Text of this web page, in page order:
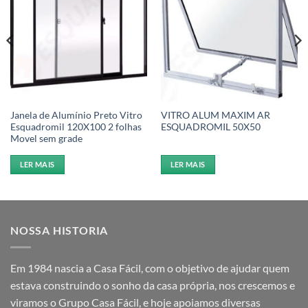
Janela de Alumínio Preto Vitro
Esquadromil 120X100 2 folhas
Movel sem grade
LER MAIS
VITRO ALUM MAXIM AR
ESQUADROMIL 50X50
LER MAIS
NOSSA HISTORIA
Em 1984 nascia a Casa Fácil, com o objetivo de ajudar quem
estava construindo o sonho da casa própria, nos crescemos e
viramos o Grupo Casa Fácil, e hoje apoiamos diversas